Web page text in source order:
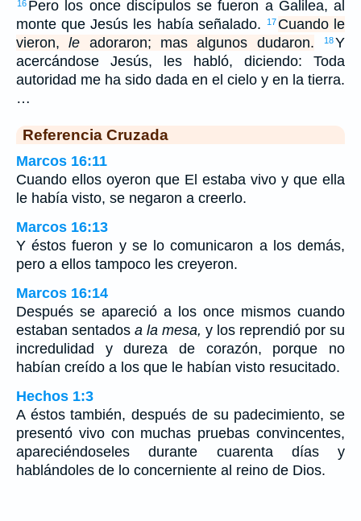
16 Pero los once discípulos se fueron a Galilea, al
monte que Jesús les había señalado.
17 Cuando le
vieron,le adoraron; mas algunos dudaron. 18Y
acercándose Jesús, les habló, diciendo: Toda
autoridad me ha sido dada en el cielo y en la tierra.
…
Referencia Cruzada
Marcos 16:11
Cuando ellos oyeron que El estaba vivo y que ella
le había visto, se negaron a creerlo.
Marcos 16:13
Y éstos fueron y se lo comunicaron a los demás,
pero a ellos tampoco les creyeron.
Marcos 16:14
Después se apareció a los once mismos cuando
estaban sentados a la mesa, y los reprendió por su
incredulidad y dureza de corazón, porque no
habían creído a los que le habían visto resucitado.
Hechos 1:3
A éstos también, después de su padecimiento, se
presentó vivo con muchas pruebas convincentes,
apareciéndoseles durante cuarenta días y
hablándoles de lo concerniente al reino de Dios.